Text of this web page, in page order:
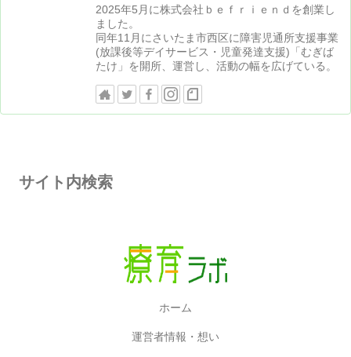
2025年5月に株式会社ｂｅｆｒｉｅｎｄを創業し
ました。
同年11月にさいたま市西区に障害児通所支援事業
(放課後等デイサービス・児童発達支援)「むぎば
たけ」を開所、運営し、活動の幅を広げている。
サイト内検索
ホーム
運営者情報・想い